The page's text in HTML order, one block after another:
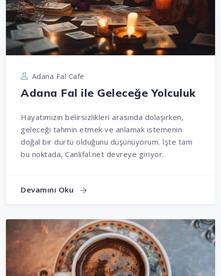
Adana Fal Cafe
Adana Fal ile Geleceğe Yolculuk
Hayatımızın belirsizlikleri arasında dolaşırken,
geleceği tahmin etmek ve anlamak istemenin
doğal bir dürtü olduğunu düşünüyorum. İşte tam
bu noktada, Canlifal.net devreye giriyor.
Devamını Oku